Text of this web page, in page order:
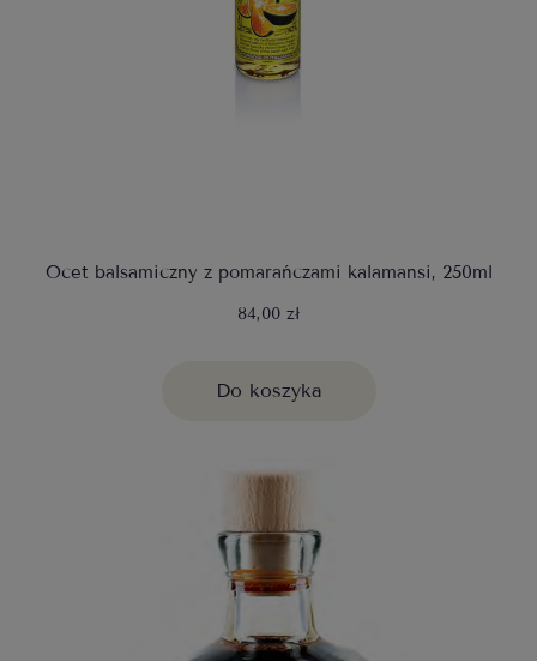
Ocet balsamiczny z pomarańczami kalamansi, 250ml
84,00 zł
Do koszyka